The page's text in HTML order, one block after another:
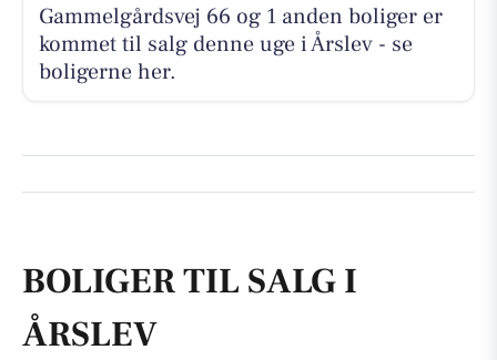
Gammelgårdsvej 66 og 1 anden boliger er
kommet til salg denne uge i Årslev - se
boligerne her.
BOLIGER TIL SALG I
ÅRSLEV